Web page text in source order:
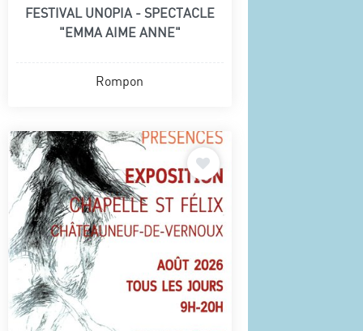
FESTIVAL UNOPIA - SPECTACLE
"EMMA AIME ANNE"
Rompon